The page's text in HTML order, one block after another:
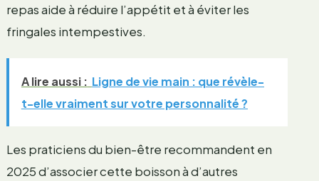
repas aide à réduire l’appétit et à éviter les
fringales intempestives.
A lire aussi : Ligne de vie main : que révèle-
t-elle vraiment sur votre personnalité ?
Les praticiens du bien-être recommandent en
2025 d’associer cette boisson à d’autres